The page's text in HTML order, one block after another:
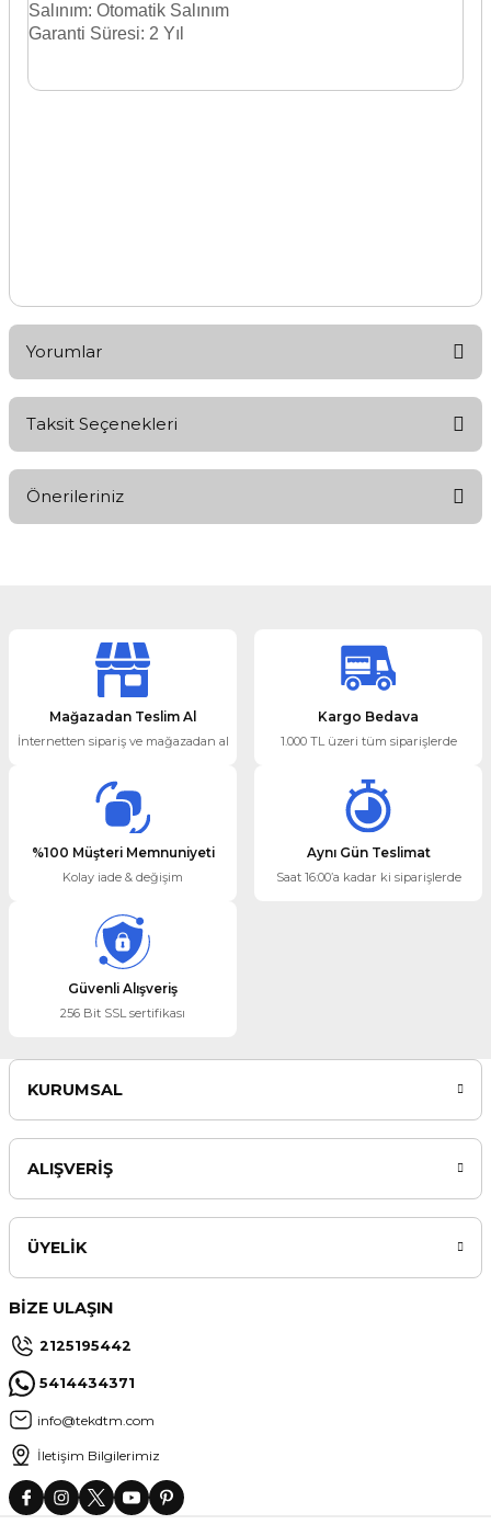
Salınım: Otomatik Salınım
Garanti Süresi: 2 Yıl
Yorumlar
Yorum Yaz
Taksit Seçenekleri
Önerileriniz
Ürün resmi kalitesiz, bozuk veya görüntülenemiyor.
Ürün açıklamasında eksik bilgiler bulunuyor.
Ürün bilgilerinde hatalar bulunuyor.
Ürün fiyatı diğer sitelerden daha pahalı.
Bu ürüne benzer farklı alternatifler olmalı.
Mağazadan Teslim Al
İnternetten sipariş ve mağazadan al
Kargo Bedava
1.000 TL üzeri tüm siparişlerde
%100 Müşteri Memnuniyeti
Kolay iade & değişim
Aynı Gün Teslimat
Saat 16:00’a kadar ki siparişlerde
Güvenli Alışveriş
256 Bit SSL sertifikası
KURUMSAL
ALIŞVERİŞ
ÜYELİK
BİZE ULAŞIN
2125195442
5414434371
info@tekdtm.com
İletişim Bilgilerimiz